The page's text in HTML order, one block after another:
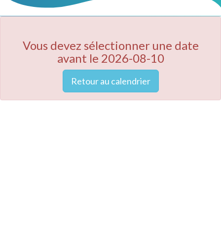
Vous devez sélectionner une date
avant le 2026-08-10
Retour au calendrier